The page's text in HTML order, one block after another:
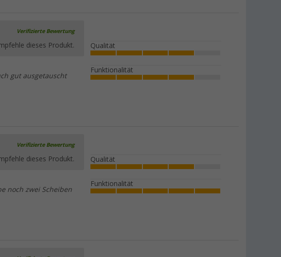
Verifizierte Bewertung
dieses Produkt.
gut ausgetauscht
Qualität
Funktionalität
Verifizierte Bewertung
dieses Produkt.
noch zwei Scheiben
Qualität
Funktionalität